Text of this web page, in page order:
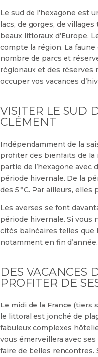
Le sud de l’hexagone est
lacs, de gorges, de
beaux littoraux d’Europe.
compte la région. La
nombre de parcs et
régionaux et des réserves
occuper vos vacances
VISITER LE SUD
CLÉMENT
Indépendamment de la
profiter des bienfaits de la
partie de l’hexagone avec
période hivernale. De la
des 5 °C. Par ailleurs, elles
Les averses se font
période hivernale. Si vous
cités balnéaires telles que
notamment en fin d’année.
DES VACANCES
PROFITER DE
Le midi de la France (tiers
le littoral est jonché de
fabuleux complexes
vous émerveillera avec
faire de belles rencontres.